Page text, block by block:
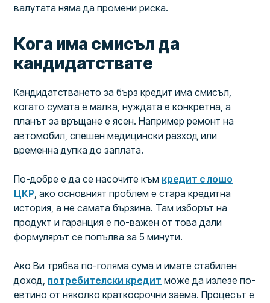
валутата няма да промени риска.
Кога има смисъл да
кандидатствате
Кандидатстването за бърз кредит има смисъл,
когато сумата е малка, нуждата е конкретна, а
планът за връщане е ясен. Например ремонт на
автомобил, спешен медицински разход или
временна дупка до заплата.
По-добре е да се насочите към кредит с лошо
ЦКР, ако основният проблем е стара кредитна
история, а не самата бързина. Там изборът на
продукт и гаранция е по-важен от това дали
формулярът се попълва за 5 минути.
Ако Ви трябва по-голяма сума и имате стабилен
доход, потребителски кредит може да излезе по-
евтино от няколко краткосрочни заема. Процесът е